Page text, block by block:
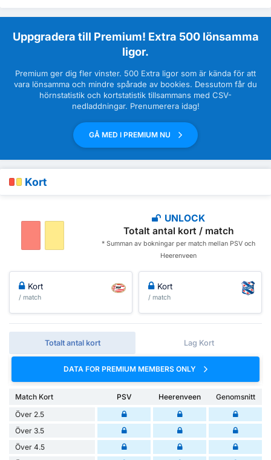
Uppgradera till Premium! Extra 500 lönsamma
ligor.
Premium ger dig fler vinster. 500 Extra ligor som är kända för att
vara lönsamma och mindre spårade av bookies. Dessutom får du
hörnstatistik och kortstatistik tillsammans med CSV-
nedladdningar. Prenumerera idag!
GÅ MED I PREMIUM NU
Kort
UNLOCK
Totalt antal kort / match
* Summan av bokningar per match mellan PSV och
Heerenveen
Kort
/ match
Kort
/ match
Totalt antal kort Lag Kort
DATA FOR PREMIUM MEMBERS ONLY
Match Kort PSV Heerenveen
Genomsnitt
Över 2.5
Över 3.5
Över 4.5